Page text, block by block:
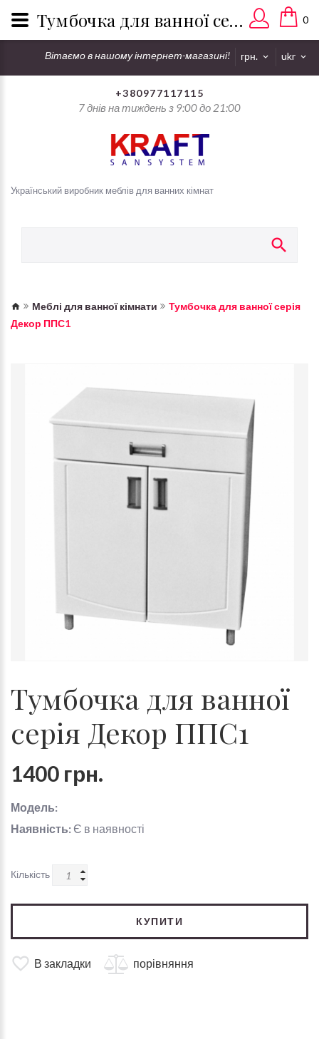
ukr
грн.
0
Вітаємо в нашому інтернет-магазині!
+380977117115
7 днів на тиждень з 9:00 до 21:00
Український виробник меблів для ванних кімнат
Меблі для ванної кімнати
Тумбочка для ванної серія
Декор ППС1
Тумбочка для ванної
серія Декор ППС1
1400 грн.
Модель:
Наявність: Є в наявності
Кількість
КУПИТИ
В закладки порівняння
Тумбочка для ванної серія Декор - каталог дешевих тумб Крафт